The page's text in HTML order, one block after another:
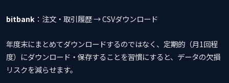
bitbank ：注文・取引履歴 → CSVダウンロード
年度末にまとめてダウンロードするのではなく、定期的（月1回程
度）にダウンロード・保存することを習慣にすると、データの欠損
リスクを減らせます。